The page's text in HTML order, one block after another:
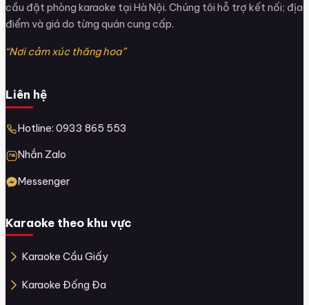
cầu đặt phòng karaoke tại Hà Nội. Chúng tôi hỗ trợ kết nối; địa
điểm và giá do từng quán cung cấp.
“Nơi cảm xúc thăng hoa”
Liên hệ
Hotline: 0933 865 553
Nhắn Zalo
Messenger
Karaoke theo khu vực
Karaoke Cầu Giấy
Karaoke Đống Đa